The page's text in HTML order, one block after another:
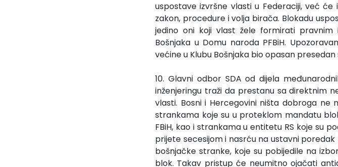
uspostave izvršne vlasti u Federaciji, već
zakon, procedure i volja birača. Blokadu
jedino oni koji vlast žele formirati pravnim
Bošnjaka u Domu naroda PFBiH.
većine u Klubu Bošnjaka bio opasan
10. Glavni odbor SDA od dijela
inženjeringu traži da prestanu sa direktnim
vlasti. Bosni i Hercegovini ništa dobroga ne
strankama koje su u proteklom mandatu
FBiH, kao i strankama u entitetu RS koje su
prijete secesijom i nasrću na ustavni
bošnjačke stranke, koje su pobijedile na
blok. Takav pristup će neumitno ojačati